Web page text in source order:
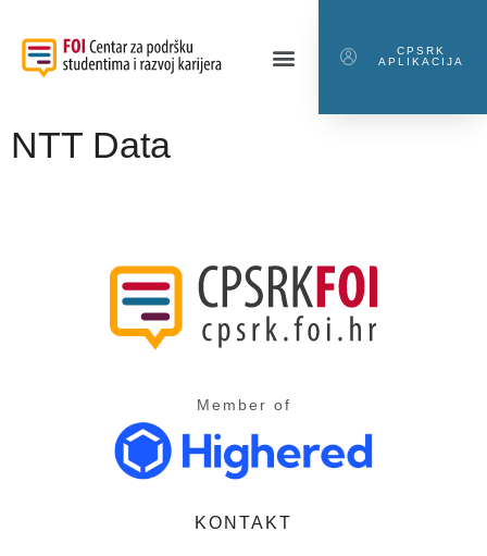
CPSRK
APLIKACIJA
NTT Data
Member of
KONTAKT